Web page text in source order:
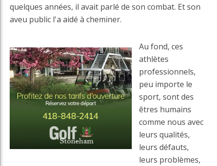
quelques années, il avait parlé de son combat. Et son
aveu public l'a aidé à cheminer.
Au fond, ces
athlètes
professionnels,
peu importe le
sport, sont des
êtres humains
comme nous avec
leurs qualités,
leurs défauts,
leurs problèmes,